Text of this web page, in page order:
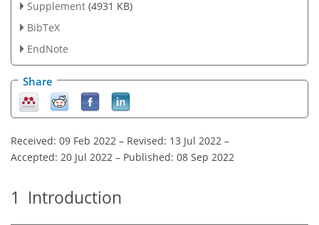
Supplement (4931 KB)
BibTeX
EndNote
Share
Received: 09 Feb 2022 – Revised: 13 Jul 2022 –
Accepted: 20 Jul 2022 – Published: 08 Sep 2022
1 Introduction